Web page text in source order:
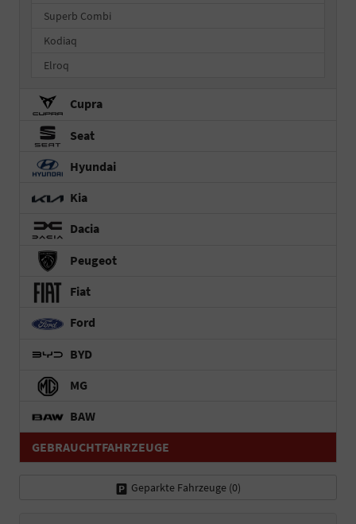
Superb Combi
Kodiaq
Elroq
Cupra
Seat
Hyundai
Kia
Dacia
Peugeot
Fiat
Ford
BYD
MG
BAW
GEBRAUCHTFAHRZEUGE
Geparkte Fahrzeuge (0)